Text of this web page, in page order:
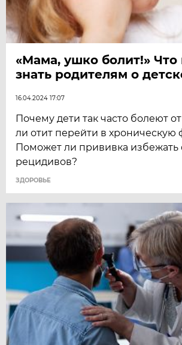
«Мама, ушко болит!» Что
знать родителям о
16.04.2024 17:07
Почему дети так часто болеют
ли отит перейти в хроническую
Поможет ли прививка избежать
рецидивов?
ЗДОРОВЬЕ